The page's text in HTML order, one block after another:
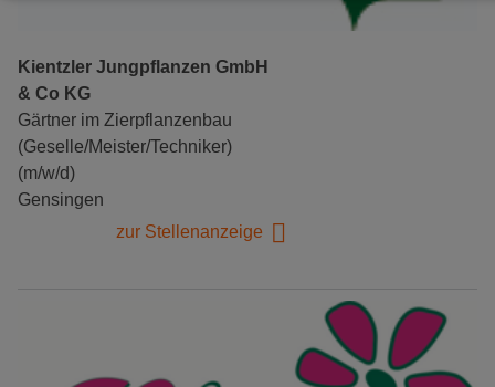
Kientzler Jungpflanzen GmbH
& Co KG
Gärtner im Zierpflanzenbau
(Geselle/Meister/Techniker)
(m/w/d)
Gensingen
zur Stellenanzeige